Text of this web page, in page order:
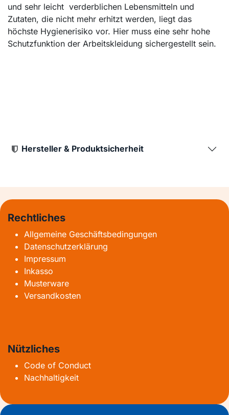
und sehr leicht verderblichen Lebensmitteln und
Zutaten, die nicht mehr erhitzt werden, liegt das
höchste Hygienerisiko vor. Hier muss eine sehr hohe
Schutzfunktion der Arbeitskleidung sichergestellt sein.
Hersteller & Produktsicherheit
Rechtliches
Allgemeine Geschäftsbedingungen
Datenschutzerklärung
Impressum
Inkasso
Musterware
Versandkosten
Nützliches
Code of Conduct
Nachhaltigkeit